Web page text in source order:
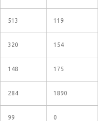
513 119
320 154
148 175
284 1890
99 0